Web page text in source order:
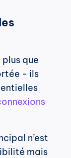
que
- ils
n’est
mais